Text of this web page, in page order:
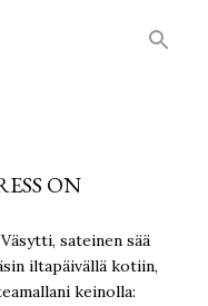
ON
sateinen sää
iltapäivällä kotiin,
keinolla: